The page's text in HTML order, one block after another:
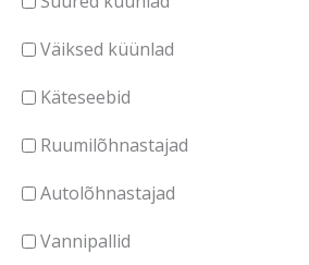
Väiksed küünlad
Käteseebid
Ruumilõhnastajad
Autolõhnastajad
Vannipallid